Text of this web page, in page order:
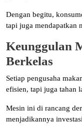
Dengan begitu,
tapi juga mendapatkan
Keunggulan
Berkelas
Setiap pengusaha
efisien, tapi juga tahan
Mesin ini di rancang
menjadikannya